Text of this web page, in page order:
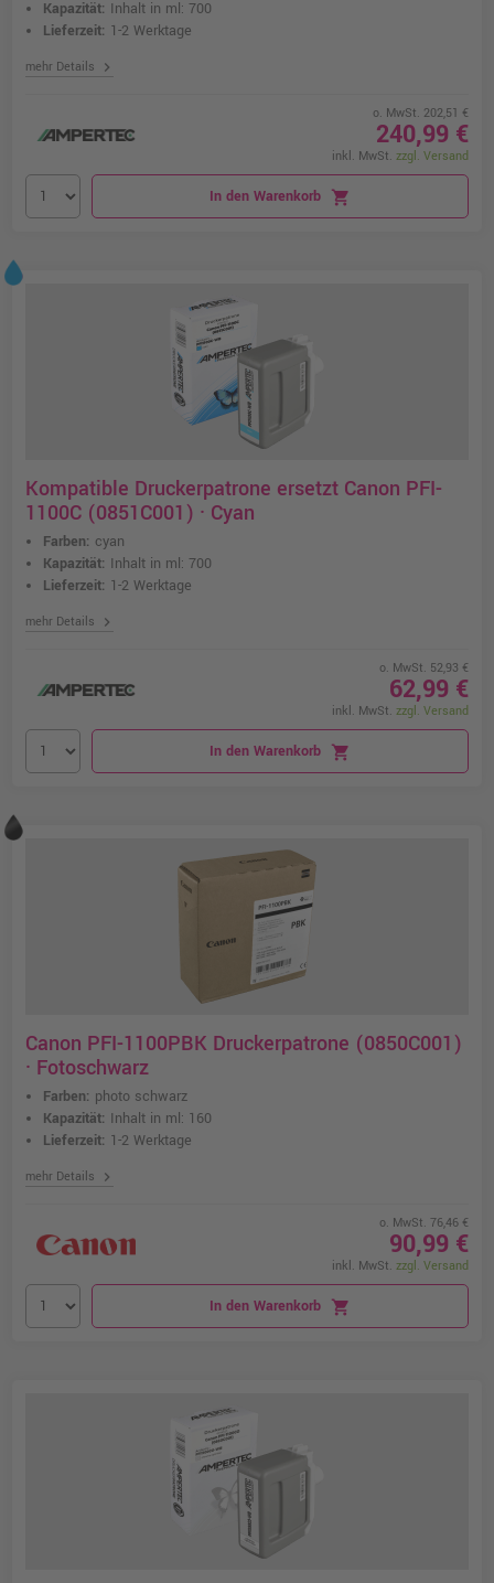
Kapazität: Inhalt in ml: 700
Lieferzeit: 1-2 Werktage
mehr Details chevron_right
o. MwSt. 202,51 €
240,99 €
inkl. MwSt. zzgl. Versand
In den Warenkorb shopping_cart
Kompatible Druckerpatrone ersetzt Canon PFI-
1100C (0851C001) · Cyan
Farben: cyan
Kapazität: Inhalt in ml: 700
Lieferzeit: 1-2 Werktage
mehr Details chevron_right
o. MwSt. 52,93 €
62,99 €
inkl. MwSt. zzgl. Versand
In den Warenkorb shopping_cart
Canon PFI-1100PBK Druckerpatrone (0850C001)
· Fotoschwarz
Farben: photo schwarz
Kapazität: Inhalt in ml: 160
Lieferzeit: 1-2 Werktage
mehr Details chevron_right
o. MwSt. 76,46 €
90,99 €
inkl. MwSt. zzgl. Versand
In den Warenkorb shopping_cart